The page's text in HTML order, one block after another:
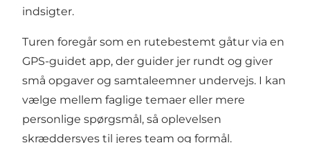
indsigter.
Turen foregår som en rutebestemt gåtur via en
GPS-guidet app, der guider jer rundt og giver
små opgaver og samtaleemner undervejs. I kan
vælge mellem faglige temaer eller mere
personlige spørgsmål, så oplevelsen
skræddersyes til jeres team og formål.